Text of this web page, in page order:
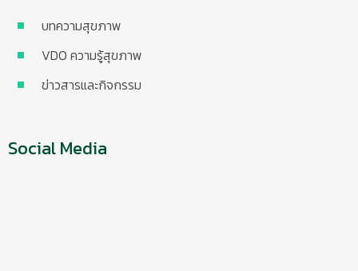
บทความสุขภาพ
VDO ความรู้สุขภาพ
ข่าวสารและกิจกรรม
Social Media